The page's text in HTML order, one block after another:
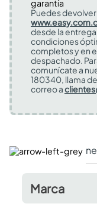
Puedes
desde la
condiciones
completos y en
despachado.
comunícate a
180340, llama
correo a
Marca